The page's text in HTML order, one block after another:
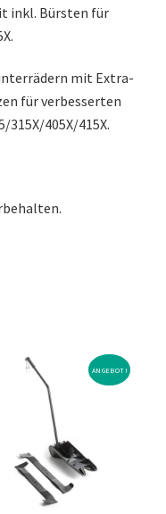
inkl. Bürsten für
mit Extra-
für verbesserten
315X/405X/415X.
ANGEBOT!